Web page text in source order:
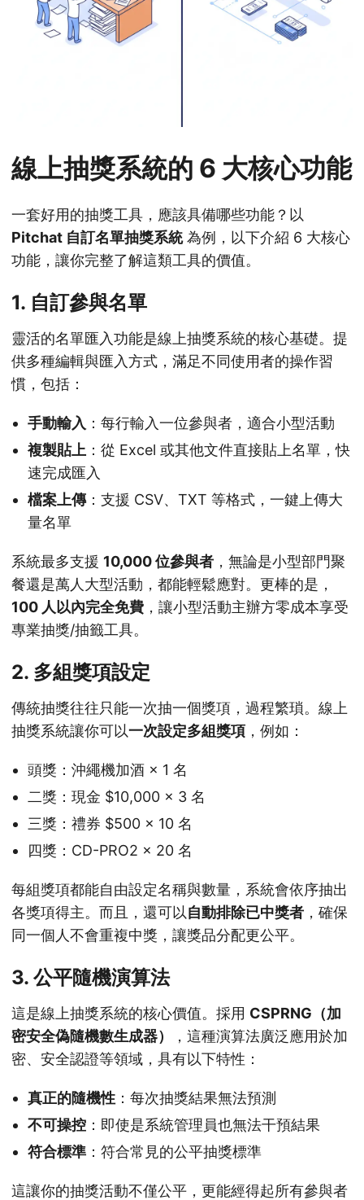
線上抽獎系統的 6 大核心功能
一套好用的抽獎工具，應該具備哪些功能？以
Pitchat 自訂名單抽獎系統為例，以下介紹 6 大核心
功能，讓你完整了解這類工具的價值。
1. 自訂參與名單
靈活的名單匯入功能是線上抽獎系統的核心基礎。提
供多種編輯與匯入方式，滿足不同使用者的操作習
慣，包括：
手動輸入 ：每行輸入一位參與者，適合小型活動
複製貼上 ：從 Excel 或其他文件直接貼上名單，快
速完成匯入
檔案上傳：支援 CSV、TXT 等格式，一鍵上傳大
量名單
系統最多支援 10,000 位參與者 ，無論是小型部門聚
餐還是萬人大型活動，都能輕鬆應對。更棒的是，
100 人以內完全免費 ，讓小型活動主辦方零成本享受
專業抽獎/抽籤工具。
2. 多組獎項設定
傳統抽獎往往只能一次抽一個獎項，過程繁瑣。線上
抽獎系統讓你可以一次設定多組獎項 ，例如：
頭獎：沖繩機加酒 × 1 名
二獎：現金 $10,000 × 3 名
三獎：禮券 $500 × 10 名
四獎：CD-PRO2 × 20 名
每組獎項都能自由設定名稱與數量，系統會依序抽出
各獎項得主。而且，還可以自動排除已中獎者 ，確保
同一個人不會重複中獎，讓獎品分配更公平。
3. 公平隨機演算法
這是線上抽獎系統的核心價值。採用 CSPRNG（加
密安全偽隨機數生成器）
，這種演算法廣泛應用於加
密、安全認證等領域，具有以下特性：
真正的隨機性 ：每次抽獎結果無法預測
不可操控 ：即使是系統管理員也無法干預結果
符合標準 ：符合常見的公平抽獎標準
這讓你的抽獎活動不僅公平，更能經得起所有參與者